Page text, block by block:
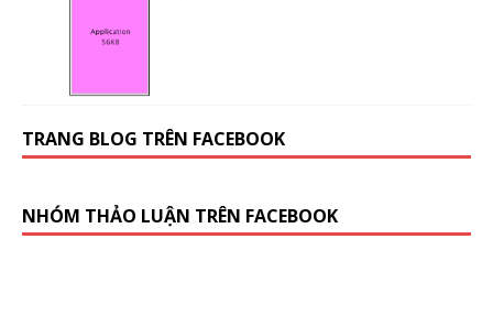
TRANG BLOG TRÊN FACEBOOK
NHÓM THẢO LUẬN TRÊN FACEBOOK